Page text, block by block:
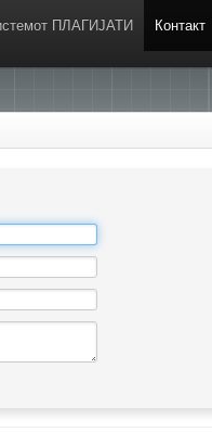
ПЛАГИЈАТИ Контакт